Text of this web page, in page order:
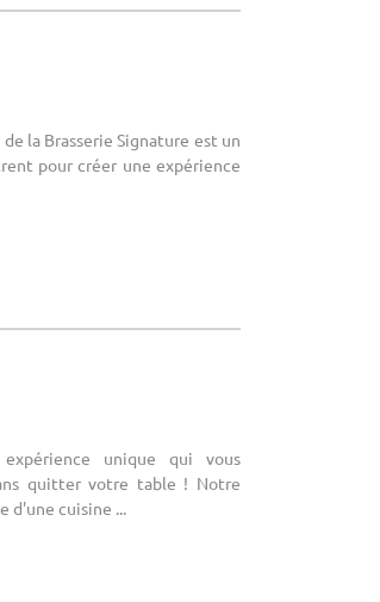
la Brasserie Signature est un
pour créer une expérience
unique qui vous
quitter votre table ! Notre
d'une cuisine ...